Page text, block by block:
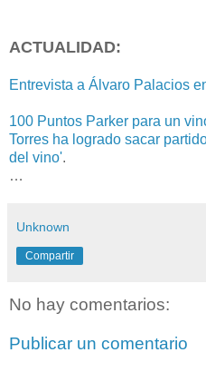
ACTUALIDAD:
Entrevista a Álvaro Palacios
100 Puntos Parker para un
Torres ha logrado sacar
del vino'.
…
Unknown
Compartir
No hay comentarios:
Publicar un comentario